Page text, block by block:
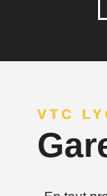
VTC